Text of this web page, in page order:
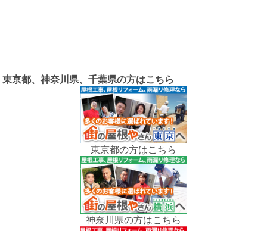
東京都、神奈川県、千葉県の方はこちら
東京都の方はこちら
神奈川県の方はこちら